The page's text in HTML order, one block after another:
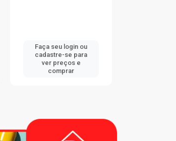
Faça seu login ou
cadastre-se para
ver preços e
comprar